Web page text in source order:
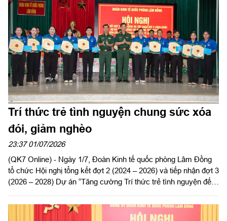
Trí thức trẻ tình nguyện chung sức xóa
đói, giảm nghèo
23:37 01/07/2026
(QK7 Online) - Ngày 1/7, Đoàn Kinh tế quốc phòng Lâm Đồng
tổ chức Hội nghị tổng kết đợt 2 (2024 – 2026) và tiếp nhận đợt 3
(2026 – 2028) Dự án “Tăng cường Trí thức trẻ tình nguyện đến
2021 - 2030”.